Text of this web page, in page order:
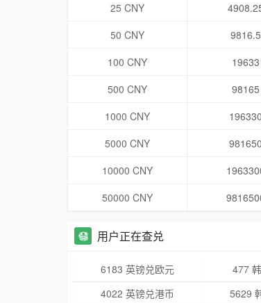
25 CNY
50 CNY
100 CNY
500 CNY
1000 CNY
5000 CNY
10000 CNY
50000 CNY
用户正在查兑
6183 英镑兑欧元 477
4022 英镑兑港币
5629